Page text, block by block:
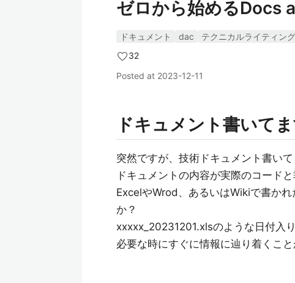
ゼロから始めるDocs
ドキュメント dac テクニカルライティング
32
Posted at 2023-12-11
ドキュメント書いて
突然ですが、技術ドキュメント書いて
ドキュメントの内容が実際のコード
ExcelやWrod、あるいはWikiで書か
か？
xxxxx_20231201.xlsのような日付入
必要な時にすぐに情報に辿り着くこ